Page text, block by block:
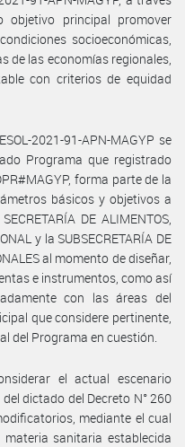
objetivo principal promover
socioeconómicas,
de las economías regionales,
con criterios de equidad
2021-91-APN-MAGYP se
Programa que registrado
forma parte de la
básicos y objetivos a
DE ALIMENTOS,
y la SUBSECRETARÍA DE
al momento de diseñar,
e instrumentos, como así
con las áreas del
que considere pertinente,
del Programa en cuestión.
el actual escenario
dictado del Decreto N° 260
mediante el cual
sanitaria establecida